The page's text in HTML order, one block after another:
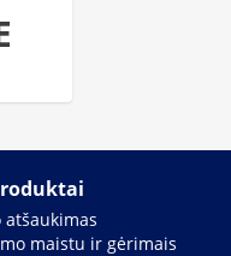
atšaukimas
maistu ir gėrimais